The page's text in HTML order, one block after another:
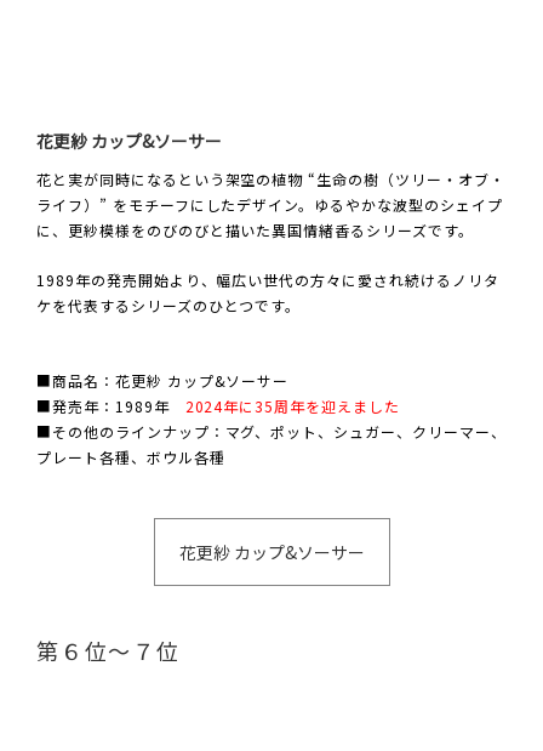
花更紗 カップ&ソーサー
花と実が同時になるという架空の植物 “生命の樹（ツリー・オブ・
ライフ）” をモチーフにしたデザイン。ゆるやかな波型のシェイプ
に、更紗模様をのびのびと描いた異国情緒香るシリーズです。
1989年の発売開始より、幅広い世代の方々に愛され続けるノリタ
ケを代表するシリーズのひとつです。
■商品名：花更紗 カップ&ソーサー
■発売年：1989年 2024年に35周年を迎えました
■その他のラインナップ：マグ、ポット、シュガー、クリーマー、
プレート各種、ボウル各種
花更紗 カップ&ソーサー
第６位～７位